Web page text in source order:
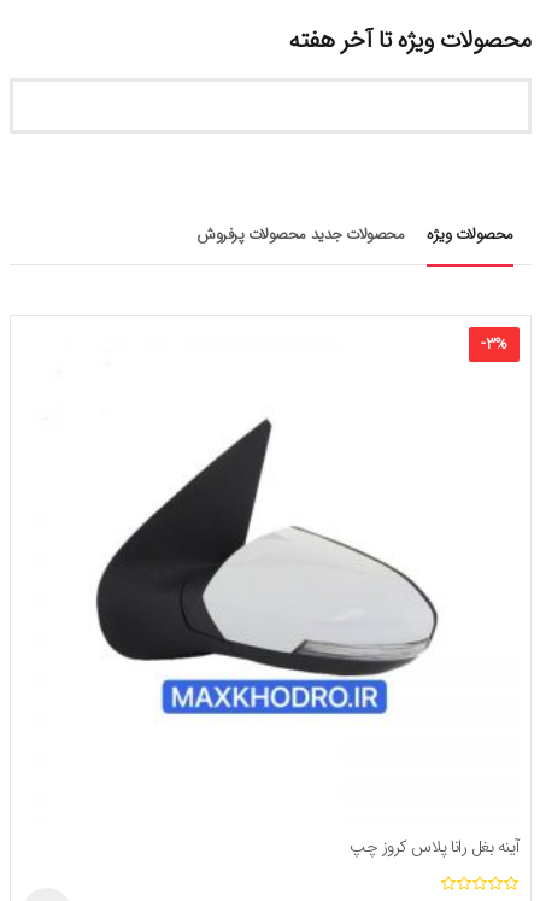
محصولات ویژه تا آخر هفته
محصولات ویژه محصولات جدید محصولات پرفروش
-۳%
آینه بغل رانا پلاس کروز چپ